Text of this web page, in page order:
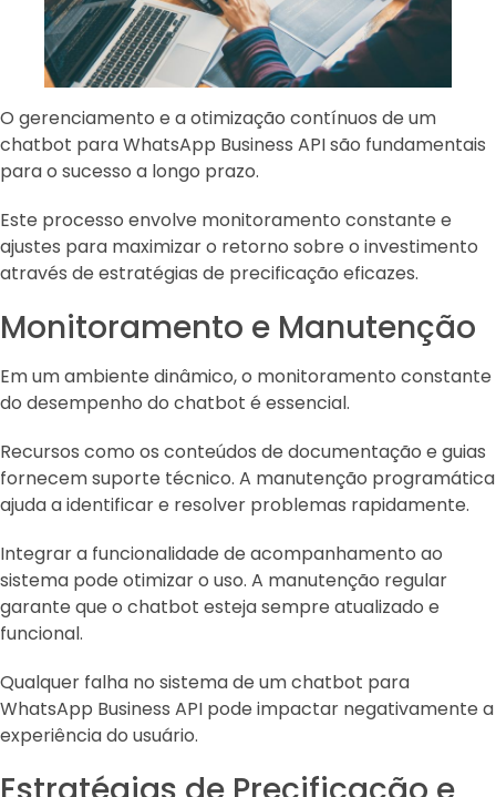
O gerenciamento e a otimização contínuos de um
chatbot para WhatsApp Business API são fundamentais
para o sucesso a longo prazo.
Este processo envolve monitoramento constante e
ajustes para maximizar o retorno sobre o investimento
através de estratégias de precificação eficazes.
Monitoramento e Manutenção
Em um ambiente dinâmico, o monitoramento constante
do desempenho do chatbot é essencial.
Recursos como os conteúdos de documentação e guias
fornecem suporte técnico. A manutenção programática
ajuda a identificar e resolver problemas rapidamente.
Integrar a funcionalidade de acompanhamento ao
sistema pode otimizar o uso. A manutenção regular
garante que o chatbot esteja sempre atualizado e
funcional.
Qualquer falha no sistema de um chatbot para
WhatsApp Business API pode impactar negativamente a
experiência do usuário.